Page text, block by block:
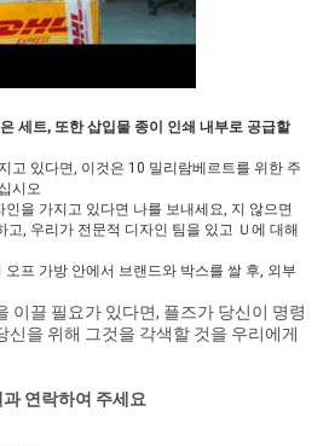
세트, 또한 삽입물 종이 인쇄 내부로 공급할
고 있다면, 이것은 10 밀리람베르트를 위한 주
시오
을 가지고 있다면 나를 보내세요, 지 않으면
고, 우리가 전문적 디자인 팀을 있고 Ｕ에 대해
프 가방 안에서 브랜드와 박스를 쌀 후, 외부
이끌 필요가 있다면, 플즈가 당신이 명령
신을 위해 그것을 각색할 것을 우리에게
연락하여 주세요